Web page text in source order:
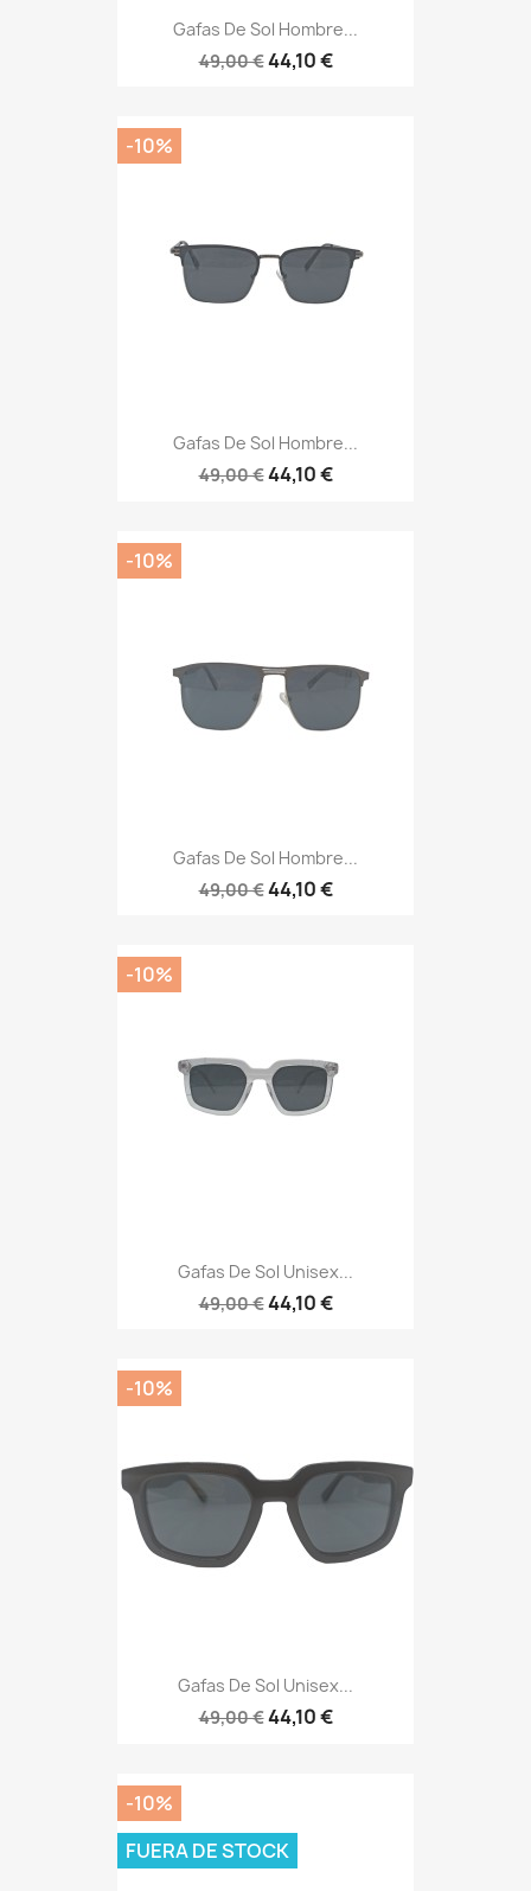
Gafas De Sol Hombre...
49,00 €44,10 €
Gafas De Sol Hombre...
49,00 €44,10 €
-10%
Gafas De Sol Hombre...
49,00 €44,10 €
-10%
Gafas De Sol Unisex...
49,00 €44,10 €
-10%
Gafas De Sol Unisex...
49,00 €44,10 €
-10%
-10%
FUERA DE STOCK